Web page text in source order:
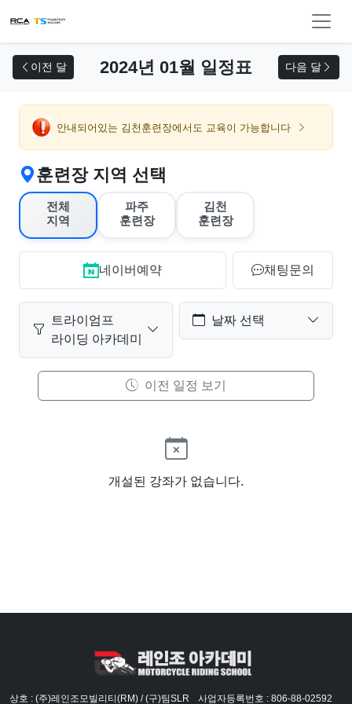
이전 달 2024년 01월 일정표 다음 달
안내되어있는 김천훈련장에서도 교육이 가능합니다
훈련장 지역 선택
전체
지역
파주
훈련장
김천
훈련장
네이버예약 채팅문의
트라이엄프
라이딩 아카데미
날짜 선택
이전 일정 보기
개설된 강좌가 없습니다.
상호 : (주)레인조모빌리티(RM) / (구)팀SLR 사업자등록번호 : 806-88-02592